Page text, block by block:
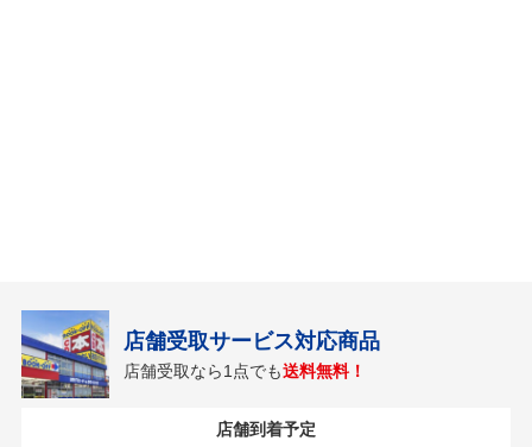
店舗受取サービス対応商品
店舗受取なら1点でも送料無料！
店舗到着予定